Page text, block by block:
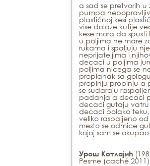
a sad se pretvorih
pumpa
plastičnoj kesi
vise dolaze kutije
kese mora da
u poljima ne mare
rukama i spaljuju
neprijateljima i
decaci u poljima
poljima nicega se
proplanak sa
propinju propinju a
se sudaraju
padanja a decaci
decaci gutaju
decaci polako
veliko raspaljeno
mesto se odmice
kojoj sam se okupao
Урош Котлајић
Pesme(caché